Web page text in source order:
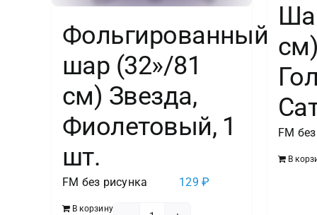
Фольгированный
шар (32»/81
см) Звезда,
Фиолетовый, 1
шт.
FM без рисунка 129 ₽
В корзину
FM
В